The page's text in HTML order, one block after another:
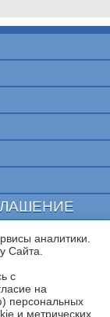
| Свидетельство о
в сфере
наследия
обязательна. Полное
аналитики.
Cайта.
с
на
персональных
и метрических